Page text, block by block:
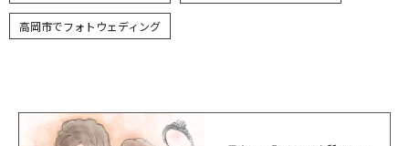
高岡市でフォトウェディング